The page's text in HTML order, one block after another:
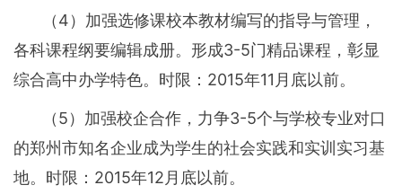
（4）加强选修课校本教材编写的指导与管理，
各科课程纲要编辑成册。形成3-5门精品课程，彰显
综合高中办学特色。时限：2015年11月底以前。
（5）加强校企合作，力争3-5个与学校专业对口
的郑州市知名企业成为学生的社会实践和实训实习基
地。时限：2015年12月底以前。